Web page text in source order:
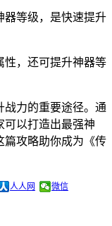
器等级，是快速提升
性，还可提升神器等
战力的重要途径。通
可以打造出最强神
篇攻略助你成为《传
人人网 微信